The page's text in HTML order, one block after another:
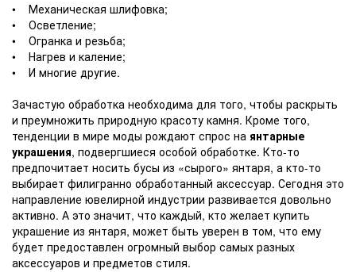
• Механическая шлифовка;
• Осветление;
• Огранка и резьба;
• Нагрев и каление;
• И многие другие.
Зачастую обработка необходима для того, чтобы раскрыть
и преумножить природную красоту камня. Кроме того,
тенденции в мире моды рождают спрос на янтарные
украшения, подвергшиеся особой обработке. Кто-то
предпочитает носить бусы из «сырого» янтаря, а кто-то
выбирает филигранно обработанный аксессуар. Сегодня это
направление ювелирной индустрии развивается довольно
активно. А это значит, что каждый, кто желает купить
украшение из янтаря, может быть уверен в том, что ему
будет предоставлен огромный выбор самых разных
аксессуаров и предметов стиля.